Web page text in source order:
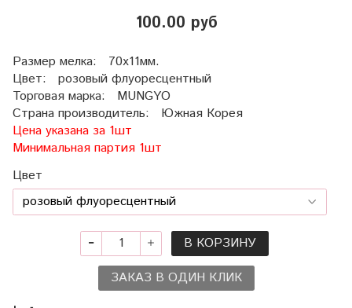
100.00 руб
Размер мелка: 70х11мм.
Цвет: розовый флуоресцентный
Торговая марка: MUNGYO
Страна производитель: Южная Корея
Цена указана за 1шт
Минимальная партия 1шт
Цвет
В КОРЗИНУ
ЗАКАЗ В ОДИН КЛИК